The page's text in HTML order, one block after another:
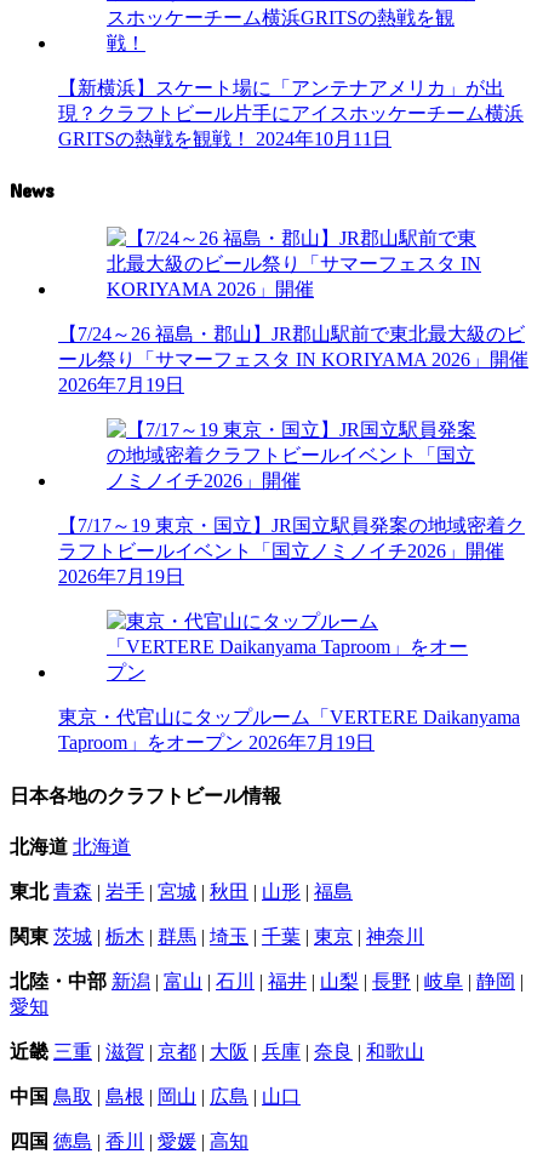
【新横浜】スケート場に「アンテナアメリカ」が出
現？クラフトビール片手にアイスホッケーチーム横浜
GRITSの熱戦を観戦！
2024年10月11日
News
【7/24～26 福島・郡山】JR郡山駅前で東北最大級のビ
ール祭り「サマーフェスタ IN KORIYAMA 2026」開催
2026年7月19日
【7/17～19 東京・国立】JR国立駅員発案の地域密着ク
ラフトビールイベント「国立ノミノイチ2026」開催
2026年7月19日
東京・代官山にタップルーム「VERTERE Daikanyama
Taproom」をオープン 2026年7月19日
日本各地のクラフトビール情報
北海道 北海道
東北 青森 | 岩手 | 宮城 | 秋田 | 山形 | 福島
関東 茨城 | 栃木 | 群馬 | 埼玉 | 千葉 | 東京 | 神奈川
北陸・中部 新潟 | 富山 | 石川 | 福井 | 山梨 | 長野 | 岐阜 | 静岡 |
愛知
近畿 三重 | 滋賀 | 京都 | 大阪 | 兵庫 | 奈良 | 和歌山
中国 鳥取 | 島根 | 岡山 | 広島 | 山口
四国 徳島 | 香川 | 愛媛 | 高知